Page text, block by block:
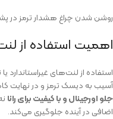
روشن شدن چراغ هشدار ترمز در
اهمیت استفاده از
استفاده از لنت‌های
آسیب به دیسک ترمز و در نهایت
جلو اورجینال و با کیفیت برای رانا
اضافی در آینده جلوگیری می‌کند.